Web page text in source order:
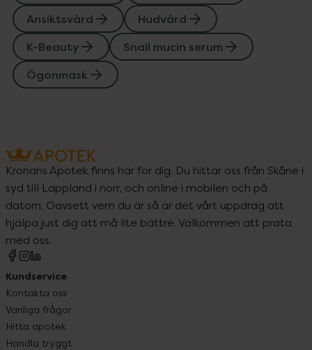
Ansiktsvård
Hudvård
K-Beauty
Snail mucin serum
Ögonmask
Kronans Apotek finns här för dig. Du hittar oss från Skåne i
syd till Lappland i norr, och online i mobilen och på
datorn. Oavsett vem du är så är det vårt uppdrag att
hjälpa just dig att må lite bättre. Välkommen att prata
med oss.
Kundservice
Kontakta oss
Vanliga frågor
Hitta apotek
Handla tryggt